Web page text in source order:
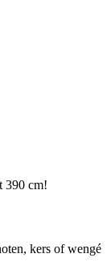
390 cm!
kers of wengé